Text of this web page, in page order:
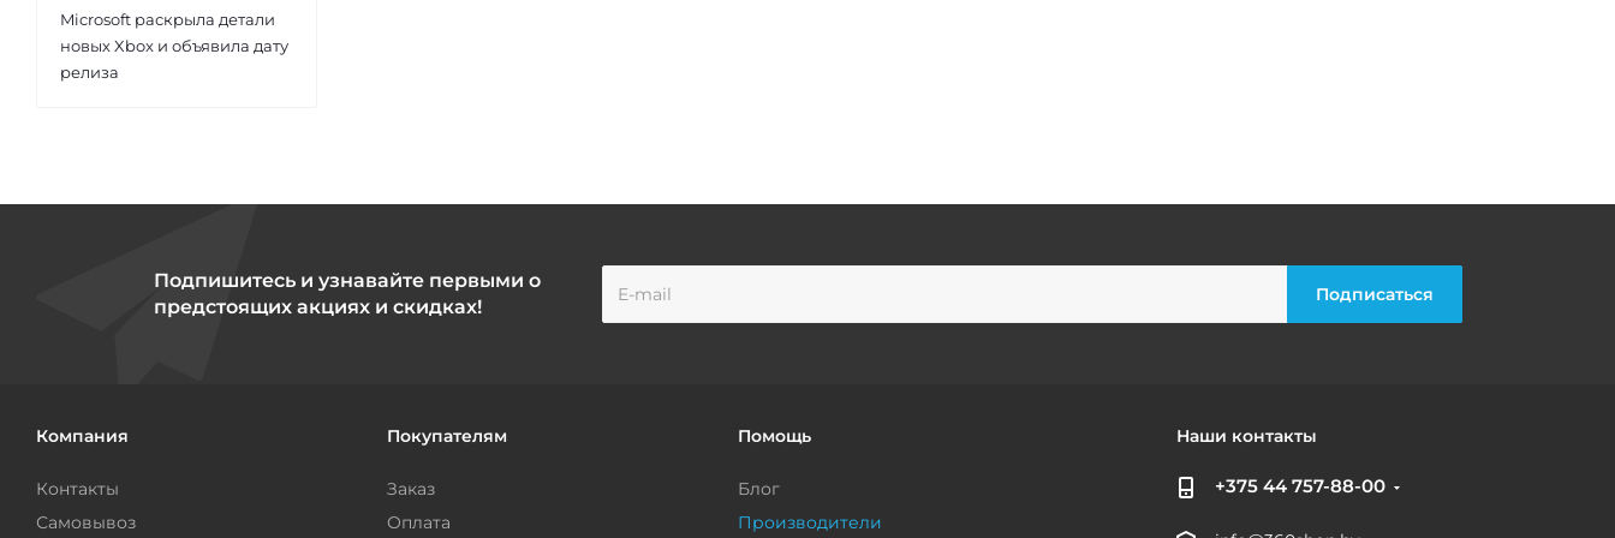
Microsoft раскрыла детали
новых Xbox и объявила дату
релиза
Подпишитесь и узнавайте первыми о
предстоящих акциях и скидках!
Компания
Контакты
Самовывоз
Покупателям
Заказ
Оплата
Помощь
Блог
Производители
Наши контакты
+375 44 757-88-00